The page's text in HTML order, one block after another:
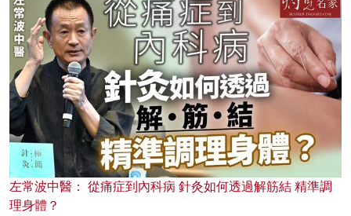
左常波中醫： 從痛症到內科病 針灸如何透過解筋結 精準調
理身體？